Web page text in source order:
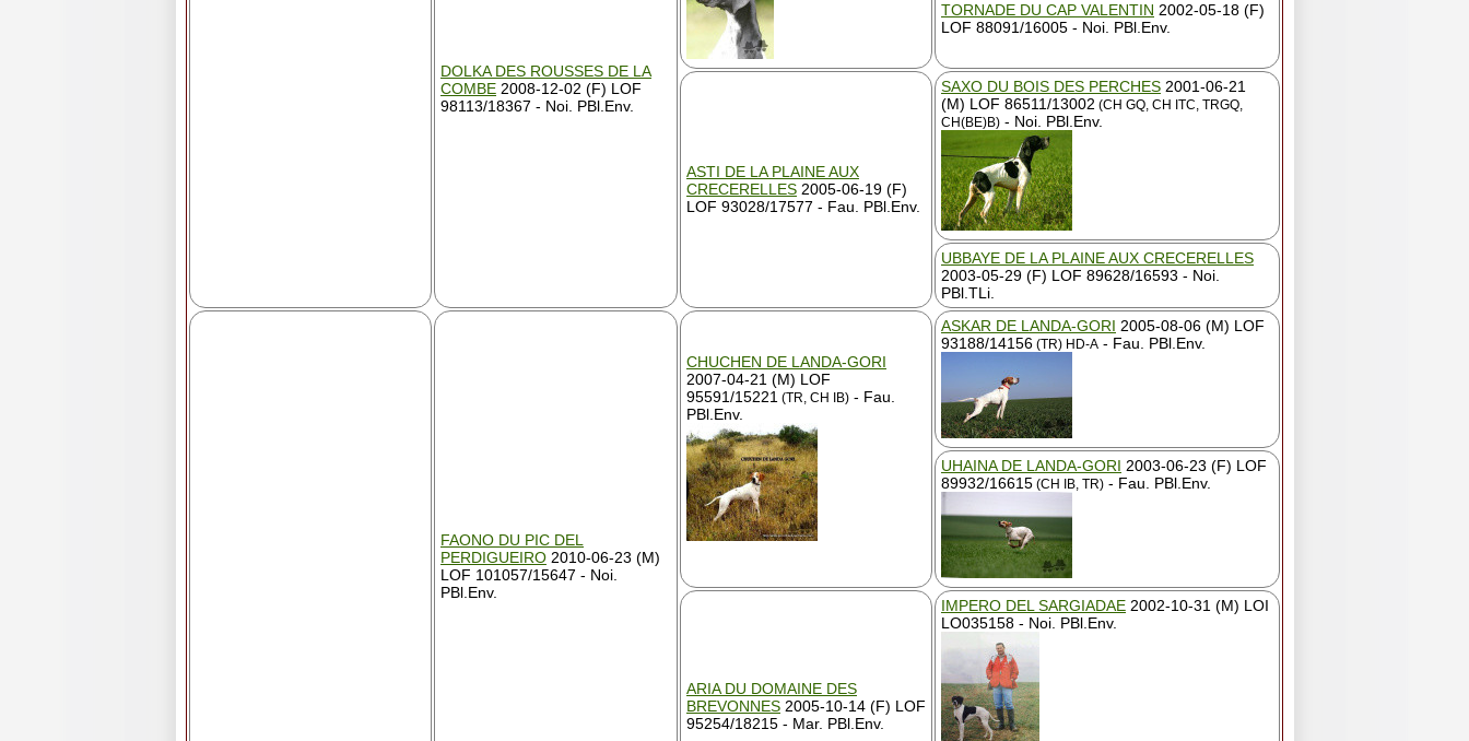
DOLKA DES ROUSSES DE LA
COMBE 2008-12-02 (F) LOF
98113/18367 - Noi. PBl.Env.
TORNADE DU CAP VALENTIN 2002-05-18 (F)
LOF 88091/16005 - Noi. PBl.Env.
ASTI DE LA PLAINE AUX
CRECERELLES 2005-06-19 (F)
LOF 93028/17577 - Fau. PBl.Env.
SAXO DU BOIS DES PERCHES 2001-06-21
(M) LOF 86511/13002 (CH GQ, CH ITC, TRGQ,
CH(BE)B) - Noi. PBl.Env.
UBBAYE DE LA PLAINE AUX CRECERELLES
2003-05-29 (F) LOF 89628/16593 - Noi.
PBl.TLi.
FAONO DU PIC DEL
PERDIGUEIRO 2010-06-23 (M)
LOF 101057/15647 - Noi.
PBl.Env.
CHUCHEN DE LANDA-GORI
2007-04-21 (M) LOF
95591/15221 (TR, CH IB) - Fau.
PBl.Env.
ASKAR DE LANDA-GORI 2005-08-06 (M) LOF
93188/14156 (TR) HD-A - Fau. PBl.Env.
UHAINA DE LANDA-GORI 2003-06-23 (F) LOF
89932/16615 (CH IB, TR) - Fau. PBl.Env.
ARIA DU DOMAINE DES
BREVONNES 2005-10-14 (F) LOF
95254/18215 - Mar. PBl.Env.
IMPERO DEL SARGIADAE 2002-10-31 (M) LOI
LO035158 - Noi. PBl.Env.